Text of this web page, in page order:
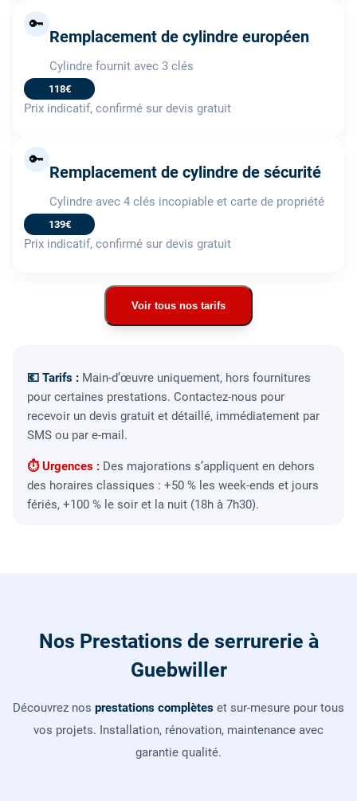
🔑
Remplacement de cylindre européen
Cylindre fournit avec 3 clés
118€
Prix indicatif, confirmé sur devis gratuit
🔑
Remplacement de cylindre de sécurité
Cylindre avec 4 clés incopiable et carte de propriété
139€
Prix indicatif, confirmé sur devis gratuit
Voir tous nos tarifs
💶 Tarifs : Main-d’œuvre uniquement, hors fournitures
pour certaines prestations. Contactez-nous pour
recevoir un devis gratuit et détaillé, immédiatement par
SMS ou par e-mail.
⏱ Urgences : Des majorations s’appliquent en dehors
des horaires classiques : +50 % les week-ends et jours
fériés, +100 % le soir et la nuit (18h à 7h30).
Nos Prestations de serrurerie à
Guebwiller
Découvrez nos prestations complètes et sur-mesure pour tous
vos projets. Installation, rénovation, maintenance avec
garantie qualité.